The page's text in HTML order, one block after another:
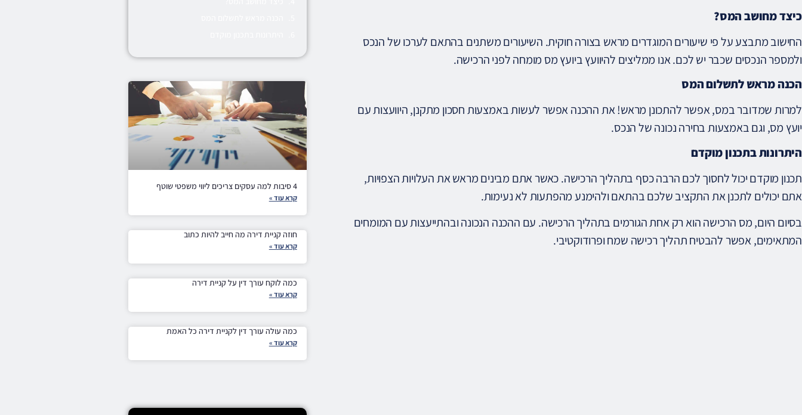
כיצד מחושב המס?
החישוב מתבצע על פי שיעורים המוגדרים מראש בצורה חוקית. השיעורים משתנים בהתאם לערכו של הנכס
ולמספר הנכסים שכבר יש לכם. אנו ממליצים להיוועץ ביועץ מס מומחה לפני הרכישה.
הכנה מראש לתשלום המס
למרות שמדובר במס, אפשר להתכונן מראש! את ההכנה אפשר לעשות באמצעות חסכון מתקנן, היוועצות עם
יועץ מס, וגם באמצעות בחירה נכונה של הנכס.
היתרונות בתכנון מוקדם
תכנון מוקדם יכול לחסוך לכם הרבה כסף בתהליך הרכישה. כאשר אתם מבינים מראש את העלויות הצפויות,
אתם יכולים לתכנן את התקציב שלכם בהתאם ולהימנע מהפתעות לא נעימות.
בסיום היום, מס הרכישה הוא רק אחת הגורמים בתהליך הרכישה. עם ההכנה הנכונה ובהתייעצות עם המומחים
המתאימים, אפשר להבטיח תהליך רכישה שמח ופרודוקטיבי.
4 סיבות למה עסקים צריכים ליווי משפטי שוטף
קרא עוד »
חוזה קניית דירה מה חייב להיות כתוב
קרא עוד »
כמה לוקח עורך דין על קניית דירה
קרא עוד »
כמה עולה עורך דין לקניית דירה כל האמת
קרא עוד »